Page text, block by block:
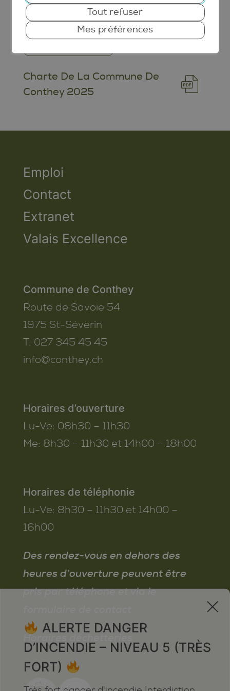
produits et services.
En savoir plus
Charte De La Commune De
Conthey 2025
Emploi
Contact
Extranet
Valais Excellence
Commune de Conthey
Route de Savoie 54
1975 St-Séverin
T. 027 345 45 45
info@conthey.ch
Horaires d’ouverture
Lu-Ve: 08h30 – 11h30
Me: 8h30 – 11h30 et 14h00 – 18h00
Horaires de téléphonie
Lu-Ve: 8h30 – 11h30 et 14h00 –
16h00
Des rendez-vous en dehors des
heures d’ouverture peuvent être
pris par téléphone et via le
Horaires déchetteries
x
ALERTE DANGER
D’INCENDIE – NIVEAU 5 (TRÈS
FORT)
Tout refuser
Mes préférences